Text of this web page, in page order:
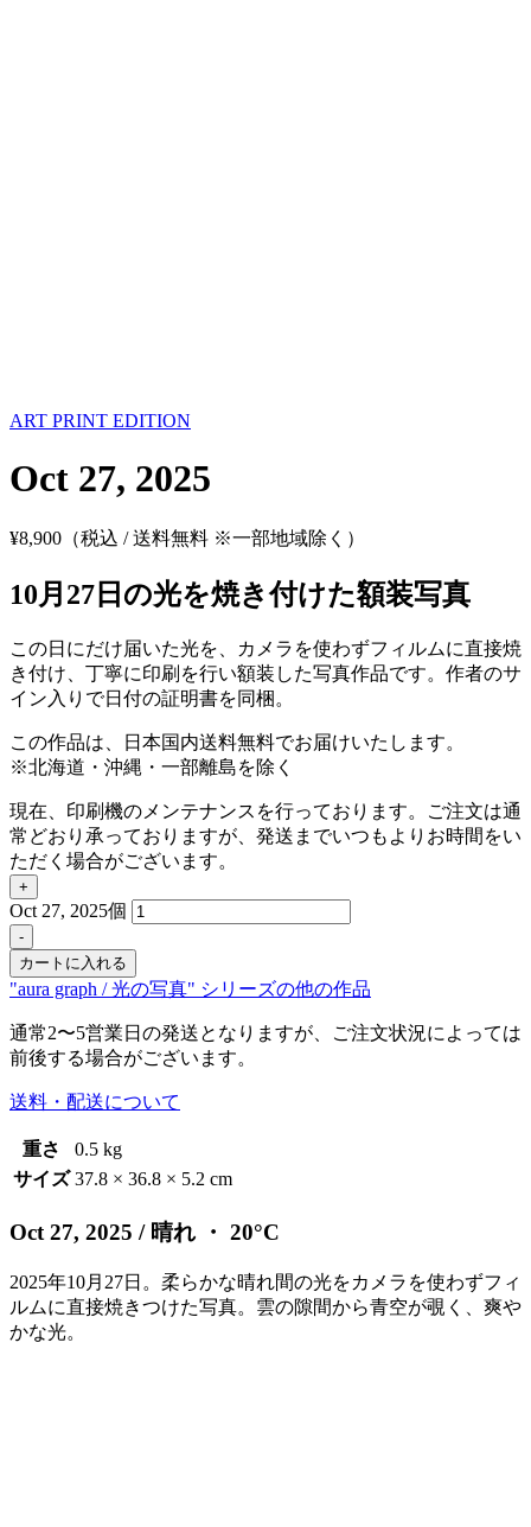
ART PRINT EDITION
Oct 27, 2025
¥8,900 （税込 / 送料無料 ※一部地域除く）
10月27日の光を焼き付けた額装写真
この日にだけ届いた光を、カメラを使わずフィルムに直接焼
き付け、丁寧に印刷を行い額装した写真作品です。作者のサ
イン入りで日付の証明書を同梱。
この作品は、日本国内送料無料でお届けいたします。
※北海道・沖縄・一部離島を除く
現在、印刷機のメンテナンスを行っております。ご注文は通
常どおり承っておりますが、発送までいつもよりお時間をい
ただく場合がございます。
+
Oct 27, 2025個
-
カートに入れる
"aura graph / 光の写真" シリーズの他の作品
通常2〜5営業日の発送となりますが、ご注文状況によっては
前後する場合がございます。
送料・配送について
重さ
0.5 kg
サイズ 37.8 × 36.8 × 5.2 cm
Oct 27, 2025 / 晴れ ・ 20°C
2025年10月27日。柔らかな晴れ間の光をカメラを使わずフィ
ルムに直接焼きつけた写真。雲の隙間から青空が覗く、爽や
かな光。